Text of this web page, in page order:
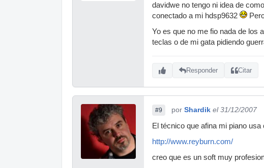
davidwe no tengo ni idea de
conectado a mi hdsp9632
Yo es que no me fio nada de los
teclas o de mi gata pidiendo
Responder Citar
#9 por Shardik el 31/12/2007
El técnico que afina mi piano usa
http://www.reyburn.com/
creo que es un soft muy